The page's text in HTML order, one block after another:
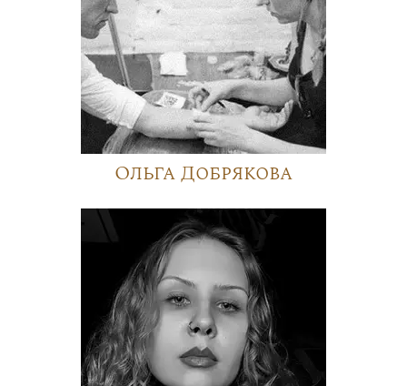
Ольга Добрякова